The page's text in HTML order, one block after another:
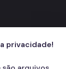
privacidade!